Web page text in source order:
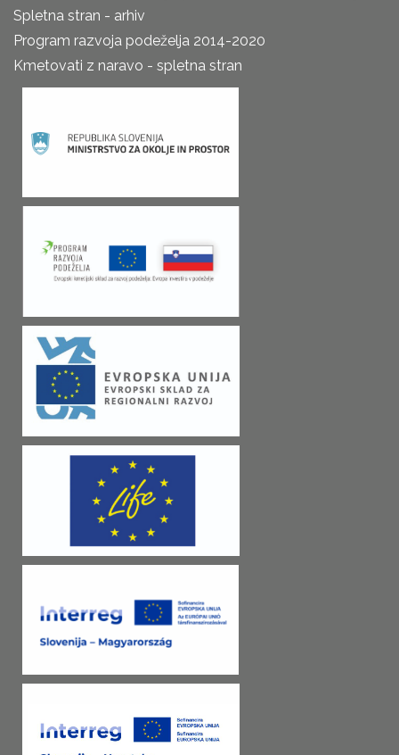
Spletna stran - arhiv
Program razvoja podeželja 2014-2020
Kmetovati z naravo - spletna stran